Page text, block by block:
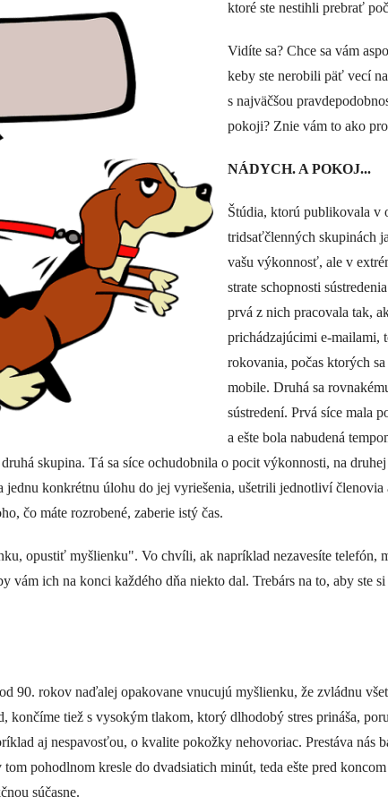
ktoré ste nestihli prebrať
Vidíte sa? Chce sa vám
keby ste nerobili päť vecí
s najväčšou
pokoji? Znie vám to ako
NÁDYCH. A POKOJ...
Štúdia, ktorú publikovala v
tridsaťčlenných skupinách
vašu výkonnosť, ale v
strate schopnosti
prvá z nich pracovala tak,
prichádzajúcimi e-mailami,
rokovania, počas ktorých
mobile. Druhá sa
sústredení. Prvá síce mala
a ešte bola nabudená
skupina. Tá sa síce ochudobnila o pocit výkonnosti, na druhej
konkrétnu úlohu do jej vyriešenia, ušetrili jednotliví
čo máte rozrobené, zaberie istý čas.
opustiť myšlienku". Vo chvíli, ak napríklad nezavesíte telefón,
ich na konci každého dňa niekto dal. Trebárs na to, aby ste
90. rokov naďalej opakovane vnucujú myšlienku, že zvládnu
tiež s vysokým tlakom, ktorý dlhodobý stres prináša,
aj nespavosťou, o kvalite pokožky nehovoriac. Prestáva nás
pohodlnom kresle do dvadsiatich minút, teda ešte pred
súčasne.